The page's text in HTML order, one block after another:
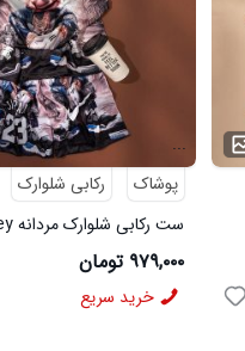
...
پوشاک
رکابی شلوارک
3996
۹۷۹,۰۰۰ تومان
خرید سریع